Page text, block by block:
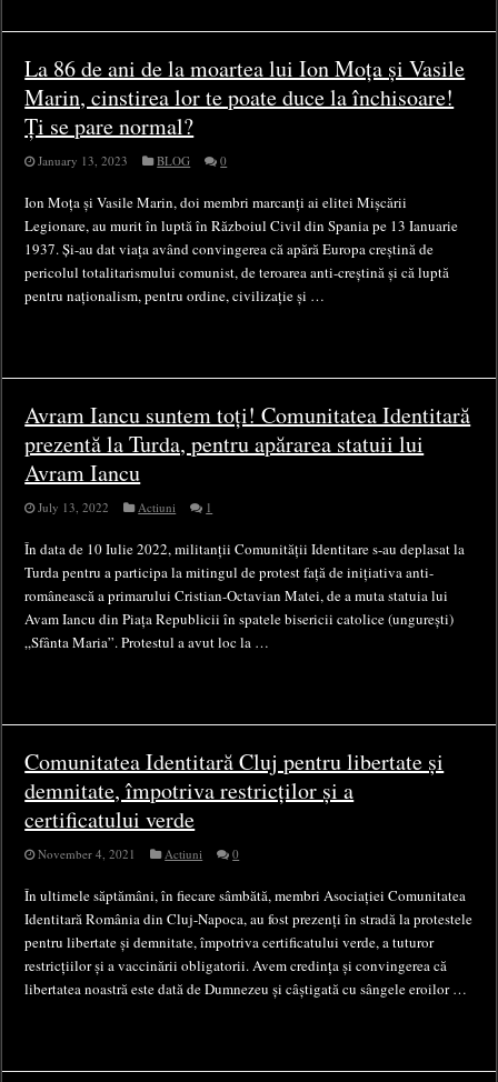
La 86 de ani de la moartea lui Ion Moța și Vasile
Marin, cinstirea lor te poate duce la închisoare!
Ți se pare normal?
January 13, 2023 BLOG 0
Ion Moța și Vasile Marin, doi membri marcanți ai elitei Mișcării
Legionare, au murit în luptă în Războiul Civil din Spania pe 13 Ianuarie
1937. Și-au dat viața având convingerea că apără Europa creștină de
pericolul totalitarismului comunist, de teroarea anti-creștină și că luptă
pentru naționalism, pentru ordine, civilizație și …
Avram Iancu suntem toți! Comunitatea Identitară
prezentă la Turda, pentru apărarea statuii lui
Avram Iancu
July 13, 2022 Actiuni 1
În data de 10 Iulie 2022, militanții Comunității Identitare s-au deplasat la
Turda pentru a participa la mitingul de protest față de inițiativa anti-
românească a primarului Cristian-Octavian Matei, de a muta statuia lui
Avam Iancu din Piața Republicii în spatele bisericii catolice (ungurești)
„Sfânta Maria”. Protestul a avut loc la …
Comunitatea Identitară Cluj pentru libertate și
demnitate, împotriva restricților și a
certificatului verde
November 4, 2021 Actiuni 0
În ultimele săptămâni, în fiecare sâmbătă, membri Asociației Comunitatea
Identitară România din Cluj-Napoca, au fost prezenți în stradă la protestele
pentru libertate și demnitate, împotriva certificatului verde, a tuturor
restricțiilor și a vaccinării obligatorii. Avem credința și convingerea că
libertatea noastră este dată de Dumnezeu și câștigată cu sângele eroilor …